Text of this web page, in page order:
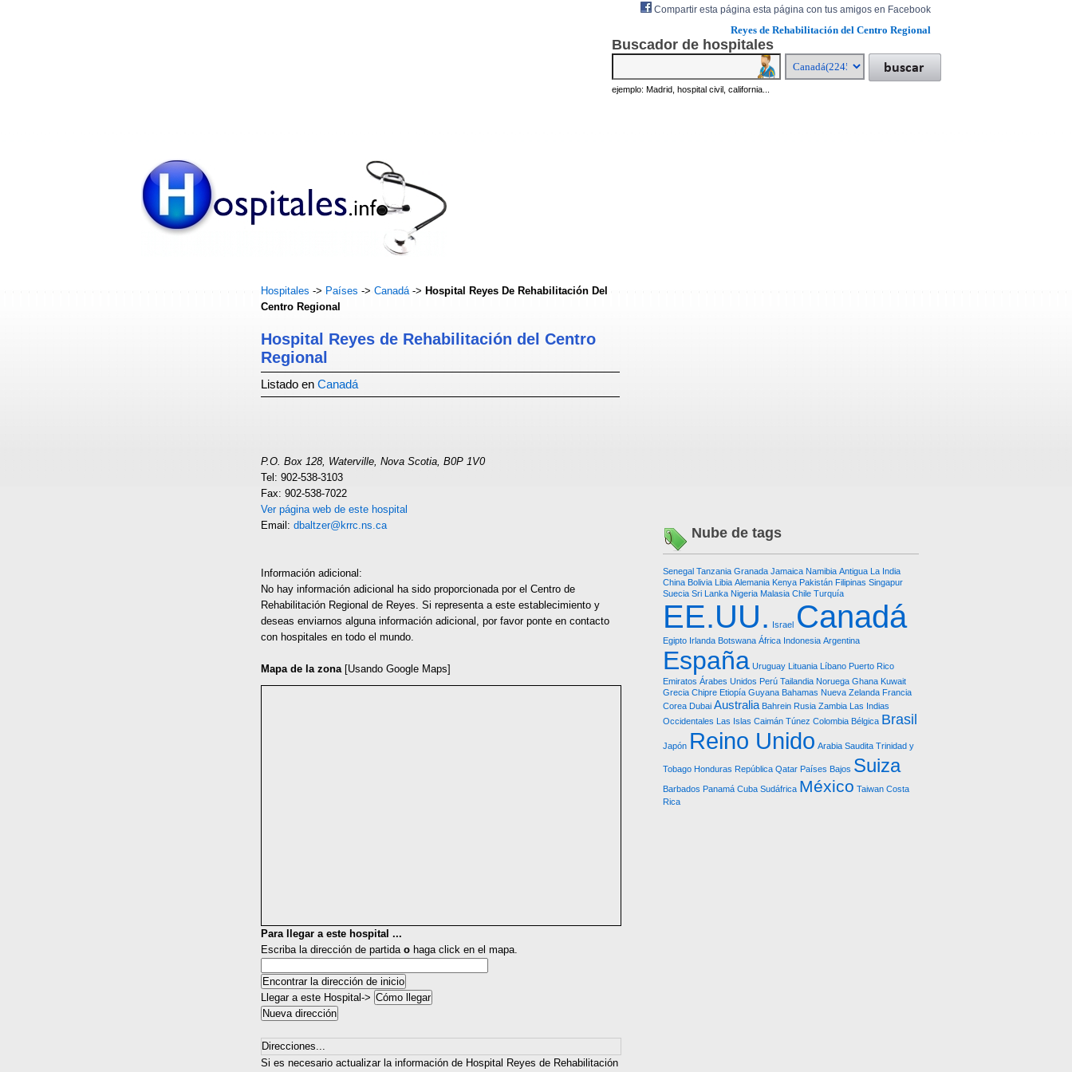
Reyes de Rehabilitación del Centro Regional
Buscador de hospitales
ejemplo: Madrid, hospital civil, california...
Hospitales -> Países -> Canadá-> Hospital Reyes De Rehabilitación Del
Centro Regional
Hospital Reyes de Rehabilitación del Centro
Regional
Listado en Canadá
P.O. Box 128, Waterville, Nova Scotia, B0P 1V0
Tel: 902-538-3103
Fax: 902-538-7022
Ver página web de este hospital
Email: dbaltzer@krrc.ns.ca
Información adicional:
No hay información adicional ha sido proporcionada por el Centro de
Rehabilitación Regional de Reyes. Si representa a este establecimiento y
deseas enviarnos alguna información adicional, por favor ponte en contacto
con hospitales en todo el mundo.
Mapa de la zona[Usando Google Maps]
Para llegar a este hospital ...
Escriba la dirección de partida o haga click en el mapa.
Llegar a este Hospital->
Direcciones...
Si es necesario actualizar la información de Hospital Reyes de Rehabilitación
Nube de tags
Senegal Tanzania Granada Jamaica Namibia Antigua La India
China Bolivia Libia Alemania Kenya Pakistán Filipinas Singapur
Suecia Sri Lanka Nigeria Malasia Chile Turquía
EE.UU. Israel Canadá
Egipto Irlanda Botswana África Indonesia Argentina
España Uruguay Lituania Líbano Puerto Rico
Emiratos Árabes Unidos Perú Tailandia Noruega Ghana Kuwait
Grecia Chipre Etiopía Guyana Bahamas Nueva Zelanda Francia
Corea Dubai Australia Bahrein Rusia Zambia Las Indias
Occidentales Las Islas Caimán Túnez Colombia Bélgica Brasil
Japón Reino Unido Arabia Saudita Trinidad y
Tobago Honduras República Qatar Países Bajos Suiza
Barbados Panamá Cuba Sudáfrica México Taiwan Costa
Rica
Compartir esta página esta página con tus amigos en Facebook